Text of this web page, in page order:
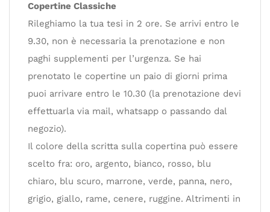
Copertine Classiche
Rileghiamo la tua tesi in 2 ore. Se arrivi entro le
9.30, non è necessaria la prenotazione e non
paghi supplementi per l’urgenza. Se hai
prenotato le copertine un paio di giorni prima
puoi arrivare entro le 10.30 (la prenotazione devi
effettuarla via mail, whatsapp o passando dal
negozio).
Il colore della scritta sulla copertina può essere
scelto fra: oro, argento, bianco, rosso, blu
chiaro, blu scuro, marrone, verde, panna, nero,
grigio, giallo, rame, cenere, ruggine. Altrimenti in